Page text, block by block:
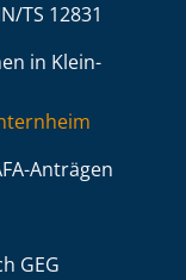
TS 12831
in Klein-
Anträgen
GEG